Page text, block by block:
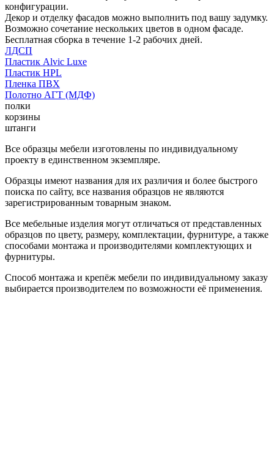
конфигурации.
Декор и отделку фасадов можно выполнить под вашу задумку.
Возможно сочетание нескольких цветов в одном фасаде.
Бесплатная сборка в течение 1-2 рабочих дней.
ЛДСП
Пластик Alvic Luxe
Пластик HPL
Пленка ПВХ
Полотно АГТ (МДФ)
полки
корзины
штанги
Все образцы мебели изготовлены по индивидуальному
проекту в единственном экземпляре.
Образцы имеют названия для их различия и более быстрого
поиска по сайту, все названия образцов не являются
зарегистрированным товарным знаком.
Все мебельные изделия могут отличаться от представленных
образцов по цвету, размеру, комплектации, фурнитуре, а также
способами монтажа и производителями комплектующих и
фурнитуры.
Способ монтажа и крепёж мебели по индивидуальному заказу
выбирается производителем по возможности её применения.